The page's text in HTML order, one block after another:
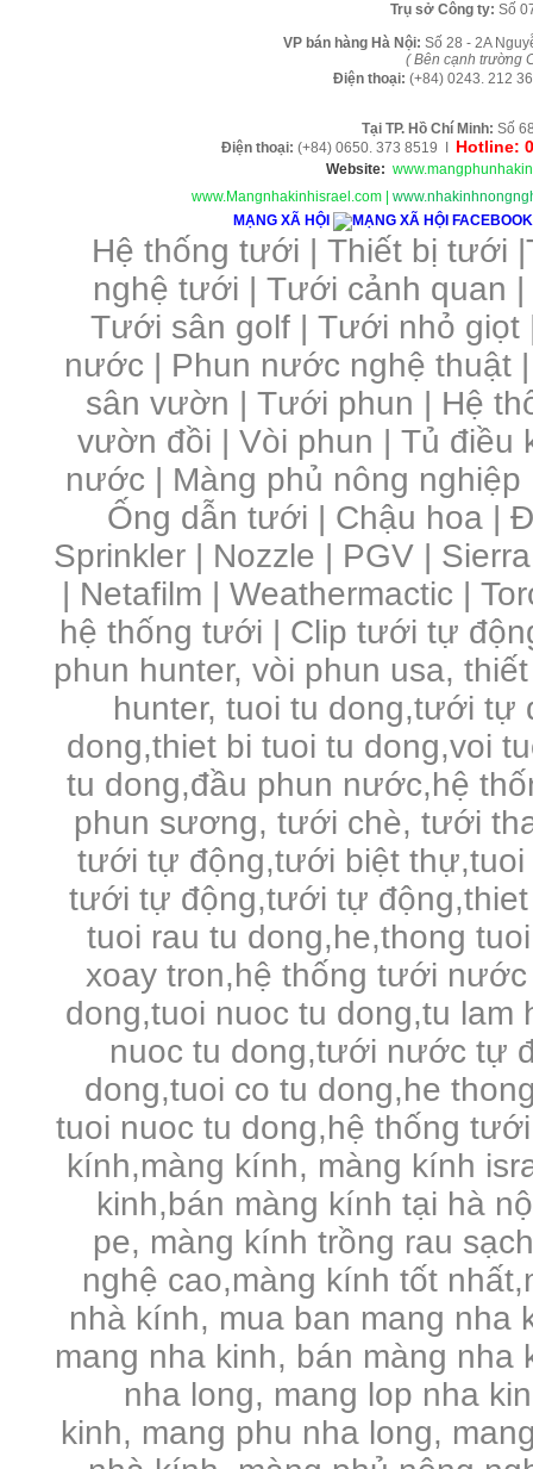
Trụ sở Công ty: Số
VP bán hàng Hà Nội: Số 28 - 2A
( Bên cạnh trường
Điện thoại: (+84) 0243. 212
Tại TP. H ồ Chí Minh: Số
Điện thoại: (+84) 0650. 373 8519 I Hotline:
Website:
www.Mangnhakinhisrael.com
MẠNG XÃ HỘI
Hệ thống tưới | Thiết bị tưới |
nghệ tưới | Tưới cảnh quan |
Tưới sân golf |Tưới nhỏ giọt
nước | Phun nước nghệ thuật
sân vườn |Tưới phun | Hệ
vườn đồi | Vòi phun | Tủ điều
nước | Màng phủ nông
Ống dẫn tưới | Chậu hoa |
Sprinkler | Nozzle | PGV |
| Netafilm | Weathermactic |
hệ thống tưới | Clip tưới tự
phun hunter, vòi phun usa,
hunter, tuoi tu dong,tưới tự
dong,thiet bi tuoi tu dong,voi
tu dong,đầu phun nước,hệ
phun sương, tưới chè, tưới
tưới tự động,tưới biệt thự,tuoi
tưới tự động,tưới tự
tuoi rau tu dong,he,thong
xoay tron,hệ thống tưới
dong,tuoi nuoc tu dong,tu lam
nuoc tu dong,tưới nước tự
dong,tuoi co tu dong,he
tuoi nuoc tu dong,hệ thống
kính,màng kính, màng kính
kinh,bán màng kính tại hà
pe, màng kính trồng rau
nghệ cao,màng kính tốt
nhà kính, mua ban mang nha
mang nha kinh, bán màng nha
nha long, mang lop nha
kinh, mang phu nha long,